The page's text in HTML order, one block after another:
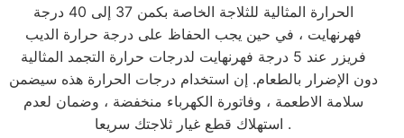
الحرارة المثالية للثلاجة الخاصة بكمن 37 إلى 40 درجة
فهرنهايت ، في حين يجب الحفاظ على درجة حرارة الديب
فريزر عند 5 درجة فهرنهايت لدرجات حرارة التجمد المثالية
دون الإضرار بالطعام. إن استخدام درجات الحرارة هذه سيضمن
سلامة الاطعمة ، وفاتورة الكهرباء منخفضة ، وضمان لعدم
استهلاك قطع غيار ثلاجتك سريعا .